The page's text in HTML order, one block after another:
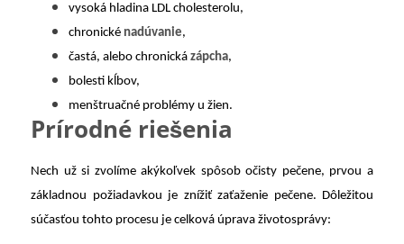
vysoká hladina LDL cholesterolu,
chronické nadúvanie,
častá, alebo chronická zápcha,
bolesti kĺbov,
menštruačné problémy u žien.
Prírodné riešenia
Nech už si zvolíme akýkoľvek spôsob očisty pečene, prvou a
základnou požiadavkou je znížiť zaťaženie pečene. Dôležitou
súčasťou tohto procesu je celková úprava životosprávy: